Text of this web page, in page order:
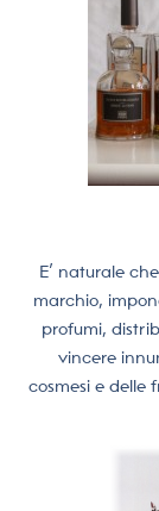
E’ naturale
marchio,
profumi,
vincere
cosmesi e delle